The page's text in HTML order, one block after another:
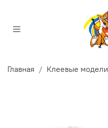
Главная Клеевые модели